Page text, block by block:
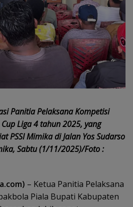
Panitia Pelaksana Kompetisi
Cup Liga 4 tahun 2025, yang
PSSI Mimika di Jalan Yos Sudarso
Sabtu (1/11/2025)/Foto :
– Ketua Panitia Pelaksana
Piala Bupati Kabupaten